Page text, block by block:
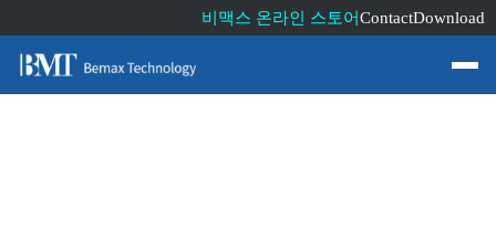
비맥스 온라인 스토어ContactDownload